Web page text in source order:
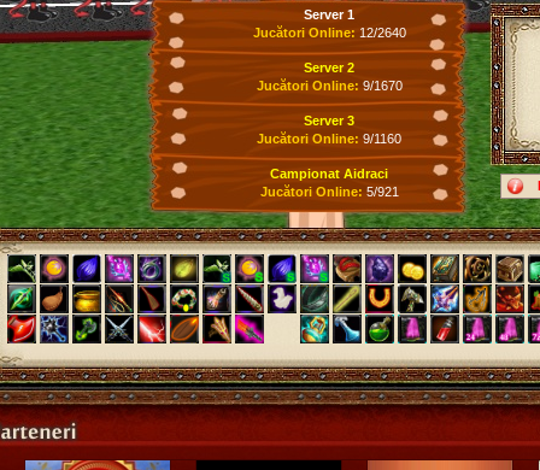
Server 1
Jucători Online: 12/2640
Server 2
Jucători Online: 9/1670
Server 3
Jucători Online: 9/1160
Campionat Aidraci
Jucători Online: 5/921